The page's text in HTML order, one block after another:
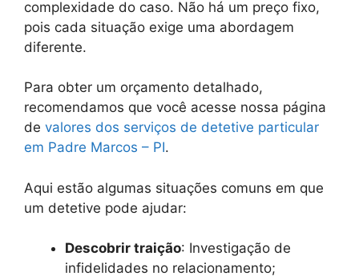
complexidade do caso. Não há um preço fixo,
pois cada situação exige uma abordagem
diferente.
Para obter um orçamento detalhado,
recomendamos que você acesse nossa página
de valores dos serviços de detetive particular
em Padre Marcos – PI.
Aqui estão algumas situações comuns em que
um detetive pode ajudar:
Descobrir traição: Investigação de
infidelidades no relacionamento;